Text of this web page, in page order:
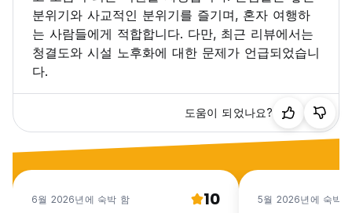
분위기와 사교적인 분위기를 즐기며, 혼자 여행하
는 사람들에게 적합합니다. 다만, 최근 리뷰에서는
청결도와 시설 노후화에 대한 문제가 언급되었습니
다.
도움이 되었나요?
6월 2026년에 숙박 함 10 5월 2026년에 숙박